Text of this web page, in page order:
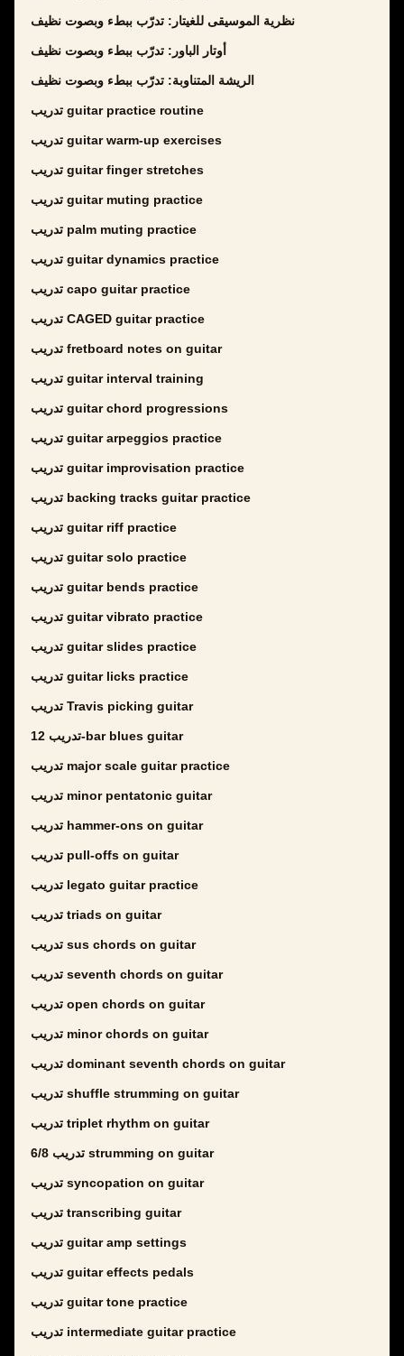
نظرية الموسيقى للغيتار: تدرّب ببطء وبصوت نظيف
أوتار الباور: تدرّب ببطء وبصوت نظيف
الريشة المتناوبة: تدرّب ببطء وبصوت نظيف
تدريب guitar practice routine
تدريب guitar warm-up exercises
تدريب guitar finger stretches
تدريب guitar muting practice
تدريب palm muting practice
تدريب guitar dynamics practice
تدريب capo guitar practice
تدريب CAGED guitar practice
تدريب fretboard notes on guitar
تدريب guitar interval training
تدريب guitar chord progressions
تدريب guitar arpeggios practice
تدريب guitar improvisation practice
تدريب backing tracks guitar practice
تدريب guitar riff practice
تدريب guitar solo practice
تدريب guitar bends practice
تدريب guitar vibrato practice
تدريب guitar slides practice
تدريب guitar licks practice
تدريب Travis picking guitar
تدريب 12-bar blues guitar
تدريب major scale guitar practice
تدريب minor pentatonic guitar
تدريب hammer-ons on guitar
تدريب pull-offs on guitar
تدريب legato guitar practice
تدريب triads on guitar
تدريب sus chords on guitar
تدريب seventh chords on guitar
تدريب open chords on guitar
تدريب minor chords on guitar
تدريب dominant seventh chords on guitar
تدريب shuffle strumming on guitar
تدريب triplet rhythm on guitar
تدريب 6/8 strumming on guitar
تدريب syncopation on guitar
تدريب transcribing guitar
تدريب guitar amp settings
تدريب guitar effects pedals
تدريب guitar tone practice
تدريب intermediate guitar practice